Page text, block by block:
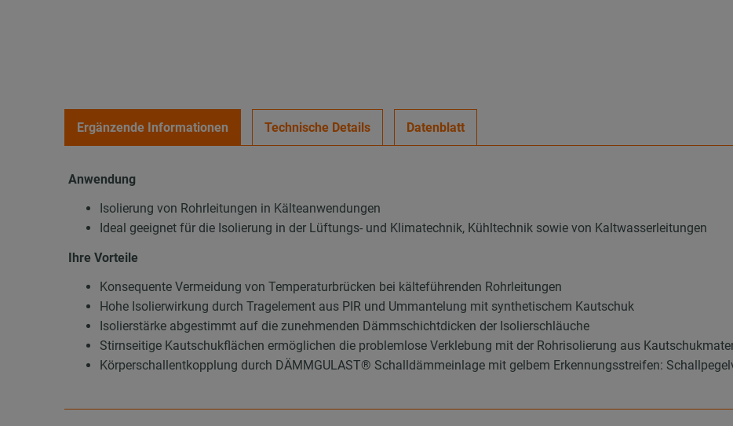
Ergänzende Informationen Technische Details Datenblatt
Anwendung
Isolierung von Rohrleitungen in Kälteanwendungen
Ideal geeignet für die Isolierung in der Lüftungs- und Klimatechnik, Kühltechnik sowie von Kaltwasserleitungen
Ihre Vorteile
Konsequente Vermeidung von Temperaturbrücken bei kälteführenden Rohrleitungen
Hohe Isolierwirkung durch Tragelement aus PIR und Ummantelung mit synthetischem Kautschuk
Isolierstärke abgestimmt auf die zunehmenden Dämmschichtdicken der Isolierschläuche
Stirnseitige Kautschukflächen ermöglichen die problemlose Verklebung mit der Rohrisolierung aus
Körperschallentkopplung durch DÄMMGULAST® Schalldämmeinlage mit gelbem Erkennungsstreifen: